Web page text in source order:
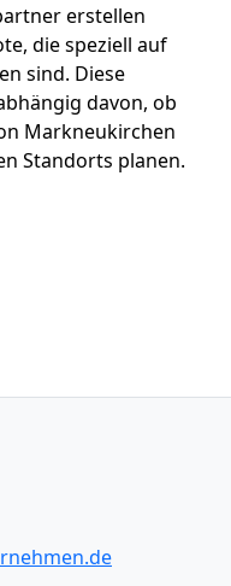
erstellen
die speziell auf
sind. Diese
davon, ob
Markneukirchen
Standorts planen.